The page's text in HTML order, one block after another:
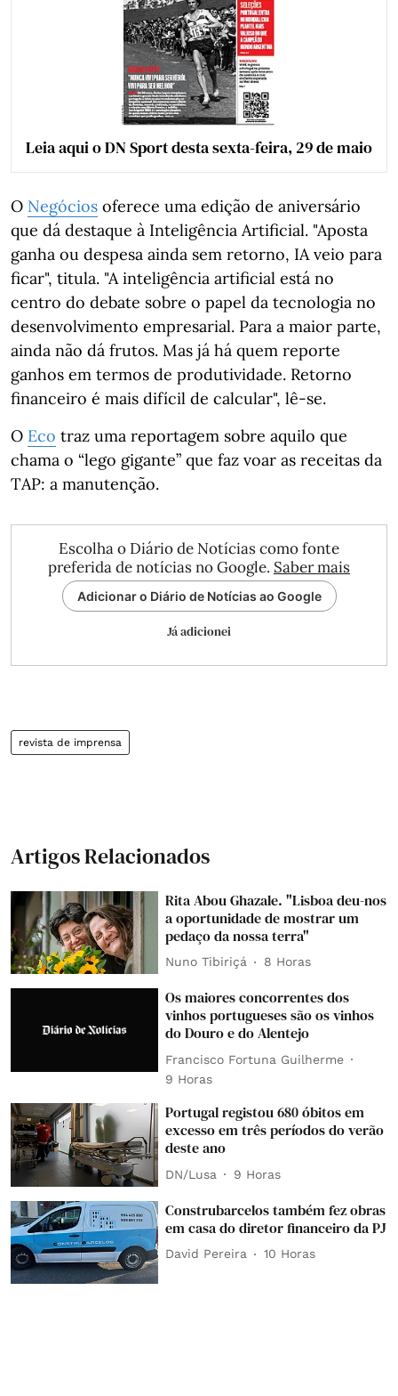
Leia aqui o DN Sport desta sexta-feira, 29 de maio
O Negócios oferece uma edição de aniversário
que dá destaque à Inteligência Artificial. "Aposta
ganha ou despesa ainda sem retorno, IA veio para
ficar", titula. "A inteligência artificial está no
centro do debate sobre o papel da tecnologia no
desenvolvimento empresarial. Para a maior parte,
ainda não dá frutos. Mas já há quem reporte
ganhos em termos de produtividade. Retorno
financeiro é mais difícil de calcular", lê-se.
O Eco traz uma reportagem sobre aquilo que
chama o “lego gigante” que faz voar as receitas da
TAP: a manutenção.
Escolha o Diário de Notícias como fonte
preferida de notícias no Google. Saber mais
Adicionar o Diário de Notícias ao Google
Já adicionei
revista de imprensa
Artigos Relacionados
Rita Abou Ghazale. "Lisboa deu-nos
a oportunidade de mostrar um
pedaço da nossa terra"
Nuno Tibiriçá 8 Horas
Os maiores concorrentes dos
vinhos portugueses são os vinhos
do Douro e do Alentejo
Francisco Fortuna Guilherme
9 Horas
Portugal registou 680 óbitos em
excesso em três períodos do verão
deste ano
DN/Lusa 9 Horas
Construbarcelos também fez obras
em casa do diretor financeiro da PJ
David Pereira 10 Horas